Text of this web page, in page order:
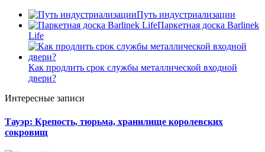
Путь индустриализации
Паркетная доска Barlinek
Life
Как продлить срок службы металлической входной
двери?
Интересные записи
Тауэр: Крепость, тюрьма, хранилище королевских
сокровищ